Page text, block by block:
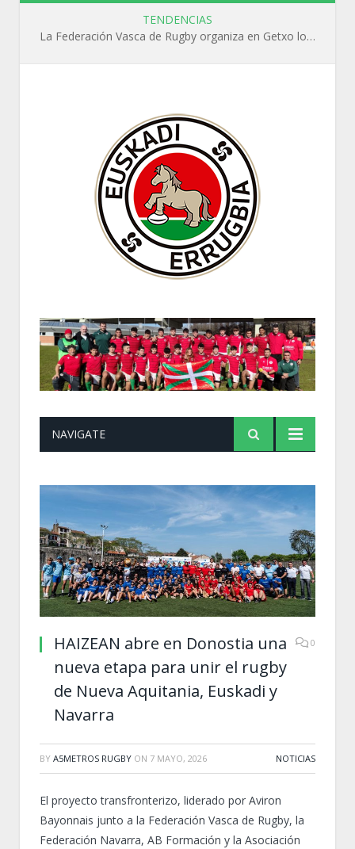
TENDENCIAS
La Federación Vasca de Rugby organiza en Getxo los cursos WR L1, WR L2 y N1 durante el mes de septiembre
NAVIGATE
HAIZEAN abre en Donostia una
nueva etapa para unir el rugby
de Nueva Aquitania, Euskadi y
Navarra
0
BY A5METROS RUGBY ON 7 MAYO, 2026 NOTICIAS
El proyecto transfronterizo, liderado por Aviron
Bayonnais junto a la Federación Vasca de Rugby, la
Federación Navarra, AB Formación y la Asociación